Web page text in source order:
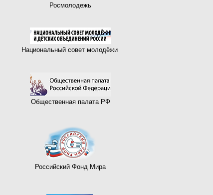
Национальный совет молодёжи
Общественная палата РФ
Российский Фонд Мира
Росмолодежь